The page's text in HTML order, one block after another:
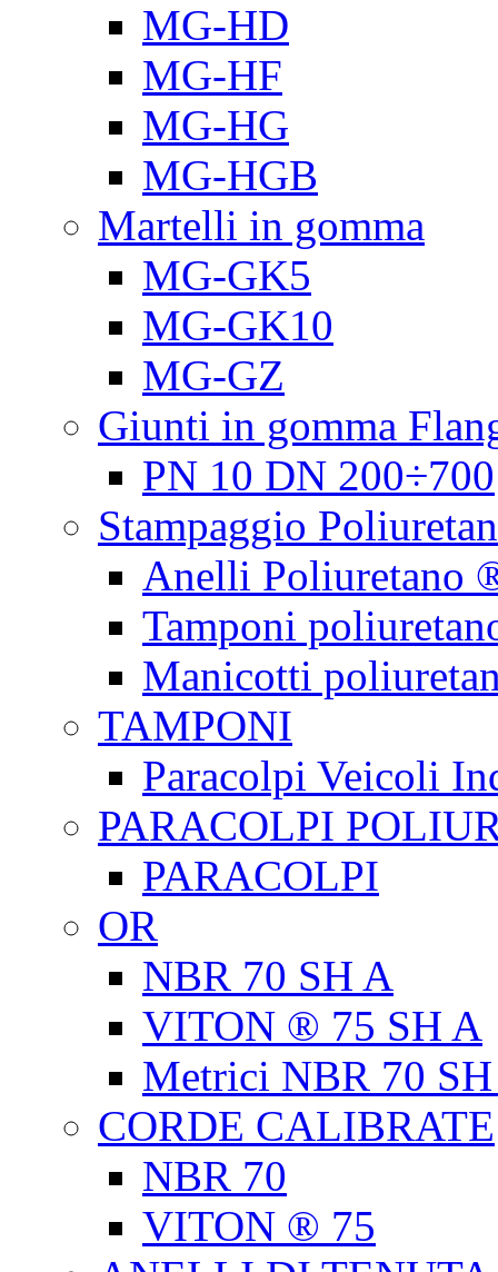
MG-HD
MG-HF
MG-HG
MG-HGB
Martelli in gomma
MG-GK5
MG-GK10
MG-GZ
Giunti in gomma
PN 10 DN 200÷700
Stampaggio
Anelli Poliuretano
Tamponi
Manicotti
TAMPONI
Paracolpi Veicoli
PARACOLPI
PARACOLPI
OR
NBR 70 SH A
VITON ® 75 SH A
Metrici NBR 70
CORDE CALIBRATE
NBR 70
VITON ® 75